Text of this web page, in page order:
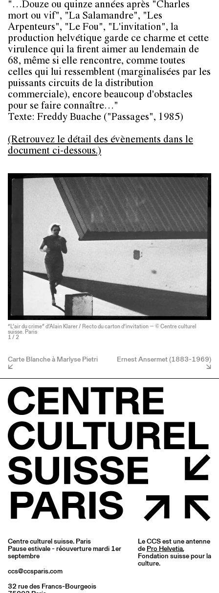
"…Douze ou quinze années après "Charles
mort ou vif", "La Salamandre", "Les
Arpenteurs", "Le Fou", "L'invitation", la
production helvétique garde ce charme et cette
virulence qui la firent aimer au lendemain de
68, même si elle rencontre, comme toutes
celles qui lui ressemblent (marginalisées par les
puissants circuits de la distribution
commerciale), encore beaucoup d'obstacles
pour se faire connaître…"
Texte: Freddy Buache ("Passages", 1985)
(Retrouvez le détail des évènements dans le
document ci-dessous.)
“L’air du crime” d’Alain Klarer / Recto du carton d’invitation — © Centre culturel
suisse. Paris
1 / 2
Carte Blanche à Marlyse Pietri Ernest Ansermet (1883-1969)
Centre culturel suisse. Paris
Pause estivale - réouverture mardi 1er
septembre
ccs@ccsparis.com
32 rue des Francs-Bourgeois
Le CCS est une antenne
de Pro Helvetia,
Fondation suisse pour la
culture.